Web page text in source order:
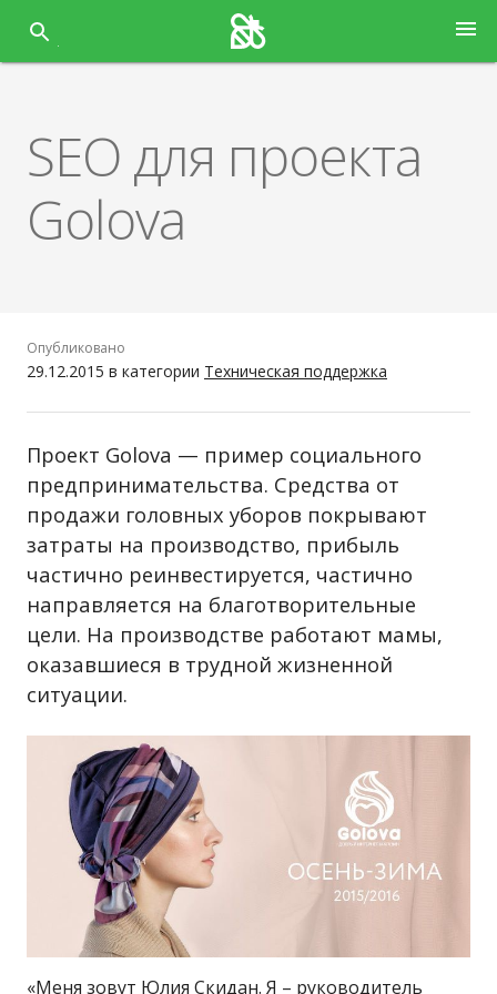
содержанию
menu
SEO для проекта
Golova
Опубликовано
29.12.2015 в категории Техническая поддержка
Проект Golova — пример социального
предпринимательства. Средства от
продажи головных уборов покрывают
затраты на производство, прибыль
частично реинвестируется, частично
направляется на благотворительные
цели. На производстве работают мамы,
оказавшиеся в трудной жизненной
ситуации.
«Меня зовут Юлия Скидан. Я – руководитель